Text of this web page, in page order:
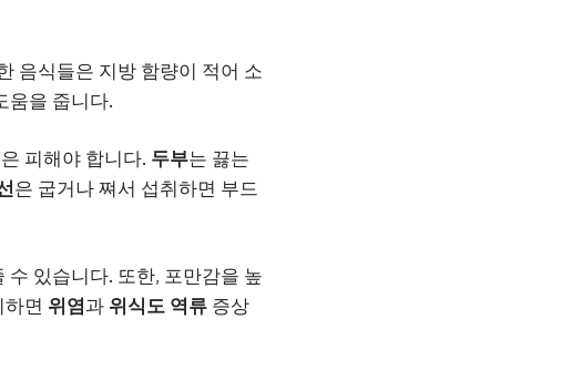
음식들은 지방 함량이 적어 소
움을 줍니다.
피해야 합니다. 두부는 끓는
은 굽거나 쪄서 섭취하면 부드
있습니다. 또한, 포만감을 높
면 위염과 위식도 역류 증상